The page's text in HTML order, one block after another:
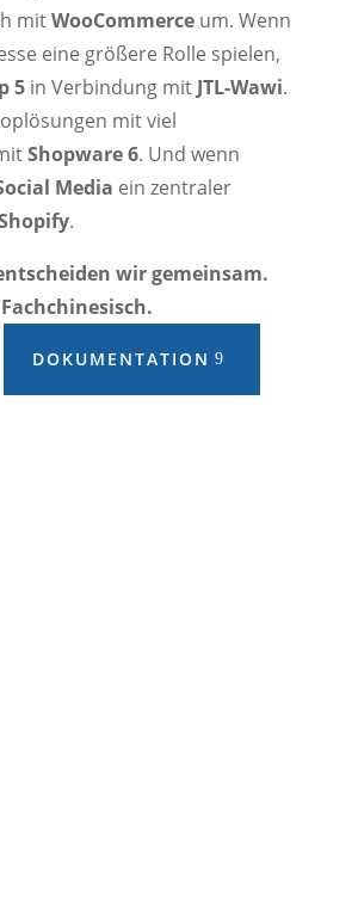
mitWooCommerce um. Wenn
eine größere Rolle spielen,
5 in Verbindung mit JTL-Wawi.
mit viel
Shopware 6. Und wenn
Media ein zentraler
.
wir gemeinsam.
DOKUMENTATION